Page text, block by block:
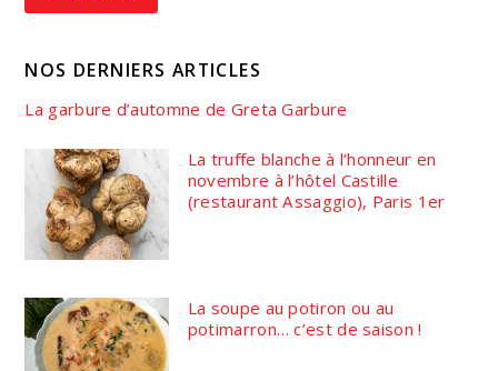
NOS DERNIERS ARTICLES
La garbure d’automne de Greta Garbure
La truffe blanche à l’honneur en
novembre à l’hôtel Castille
(restaurant Assaggio), Paris 1er
La soupe au potiron ou au
potimarron… c’est de saison !